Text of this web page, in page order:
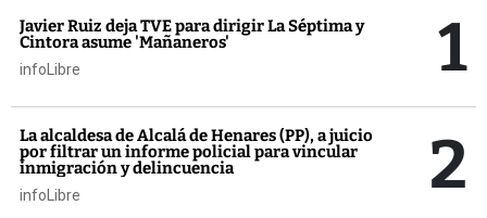
Javier Ruiz deja TVE para dirigir La Séptima y
Cintora asume 'Mañaneros'
infoLibre 1
La alcaldesa de Alcalá de Henares (PP), a juicio
por filtrar un informe policial para vincular
inmigración y delincuencia
infoLibre 2